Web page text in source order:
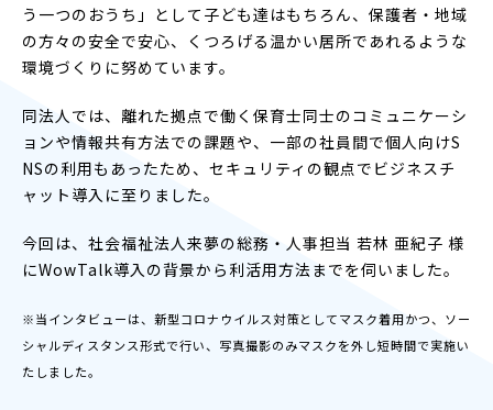
う一つのおうち」として子ども達はもちろん、保護者・地域
の方々の安全で安心、くつろげる温かい居所であれるような
環境づくりに努めています。
同法人では、離れた拠点で働く保育士同士のコミュニケーシ
ョンや情報共有方法での課題や、一部の社員間で個人向けS
NSの利用もあったため、セキュリティの観点でビジネスチ
ャット導入に至りました。
今回は、社会福祉法人来夢の総務・人事担当 若林 亜紀子 様
にWowTalk導入の背景から利活用方法までを伺いました。
※当インタビューは、新型コロナウイルス対策としてマスク着用かつ、ソー
シャルディスタンス形式で行い、写真撮影のみマスクを外し短時間で実施い
たしました。